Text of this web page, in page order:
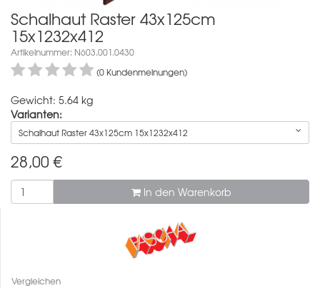
Schalhaut Raster 43x125cm
15x1232x412
Artikelnummer: N603.001.0430
(0 Kundenmeinungen)
Gewicht: 5.64 kg
Varianten:
Schalhaut Raster 43x125cm 15x1232x412
28,00 €
In den Warenkorb
Vergleichen